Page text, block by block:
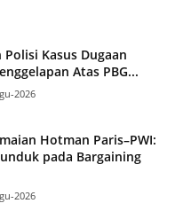
Kasus Dugaan
Atas PBG...
2026
Hotman Paris–PWI:
pada Bargaining
2026